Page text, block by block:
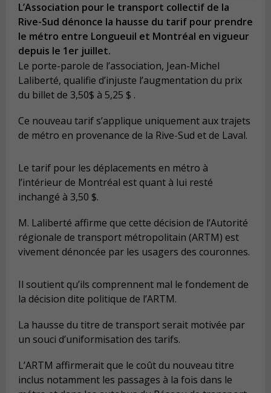
L’Association pour le transport collectif de la
Rive-Sud dénonce la hausse du tarif pour prendre
le métro entre Longueuil et Montréal en vigueur
depuis le 1er juillet.
Le porte-parole de l’association, Jean-Michel
Laliberté, qualifie d’injuste l’augmentation du prix
du billet de 3,50$ à 5,25 $ .
Ce nouveau tarif s’applique uniquement aux trajets
de métro en provenance de la Rive-Sud et de Laval.
Le tarif pour les déplacements en métro à
l’intérieur de Montréal est quant à lui resté
inchangé à 3,50 $.
M. Laliberté affirme que cette décision de l’Autorité
régionale de transport métropolitain (ARTM) est
vivement dénoncée par les usagers des couronnes.
Il soutient qu’ils comprennent mal le fondement de
la décision dite politique de l’ARTM.
La hausse du titre de transport serait motivée par
un souci d’uniformisation des tarifs.
L’ARTM affirmerait que le coût du nouveau titre
inclus notamment les passages à la fois dans le